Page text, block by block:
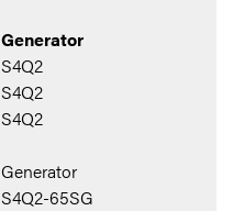
Generator
S4Q2
S4Q2
S4Q2
Generator
S4Q2-65SG